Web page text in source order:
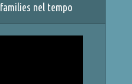
nel tempo